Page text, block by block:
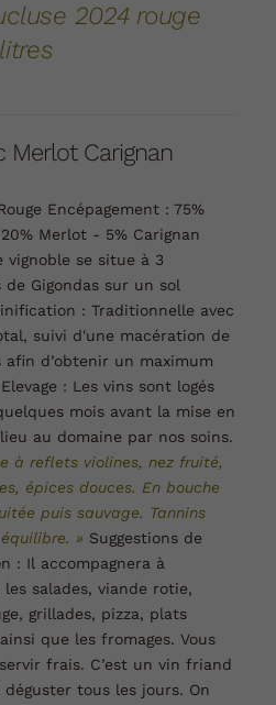
2024 rouge
Merlot Carignan
Encépagement : 75%
Merlot - 5% Carignan
vignoble se situe à 3
de Gigondas sur un sol
: Traditionnelle avec
suivi d'une macération de
afin d’obtenir un maximum
Elevage : Les vins sont logés
mois avant la mise en
au domaine par nos soins.
à reflets violines, nez fruité,
épices douces. En bouche
puis sauvage. Tannins
» Suggestions de
: Il accompagnera à
les salades, viande rotie,
grillades, pizza, plats
que les fromages. Vous
frais. C’est un vin friand
tous les jours. On